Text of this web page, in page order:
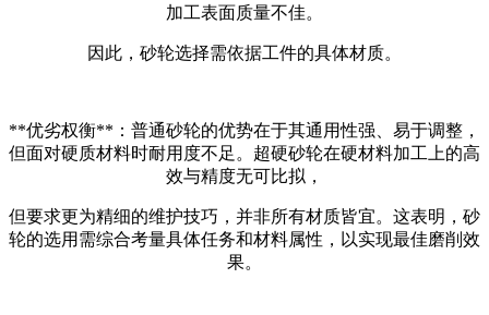
加工表面质量不佳。
因 此，砂轮选择需依据工件的具体材质。
**优劣权衡**：普通砂轮的优势在于其通用性强、易于调整，
但面对硬质材料时耐用度不足。超硬砂轮在硬材料加工上的高
效与精度无可比拟，
但要求更为精细的维护技巧，并非所有材质皆宜。这表明，砂
轮的选用需综合考量具体任务和材料属性，以实现最佳磨削效
果。